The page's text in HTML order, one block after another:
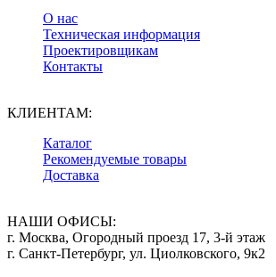
О нас
Техническая информация
Проектировщикам
Контакты
КЛИЕНТАМ:
Каталог
Рекомендуемые товары
Доставка
НАШИ ОФИСЫ:
г. Москва, Огородный проезд 17, 3-й этаж
г. Санкт-Петербург, ул. Циолковского, 9к2